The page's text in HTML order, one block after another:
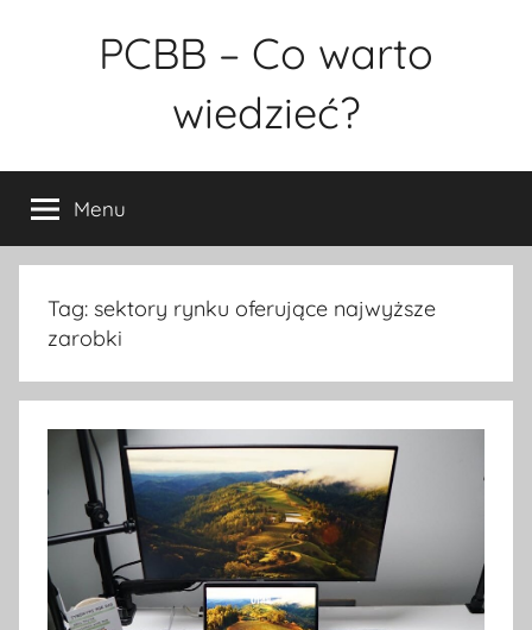
PCBB – Co warto
wiedzieć?
Menu
Tag: sektory rynku oferujące najwyższe
zarobki